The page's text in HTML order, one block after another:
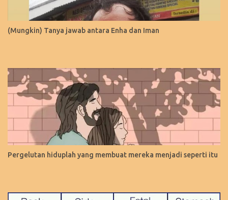
(Mungkin) Tanya jawab antara Enha dan Iman
Pergelutan hiduplah yang membuat mereka menjadi seperti itu